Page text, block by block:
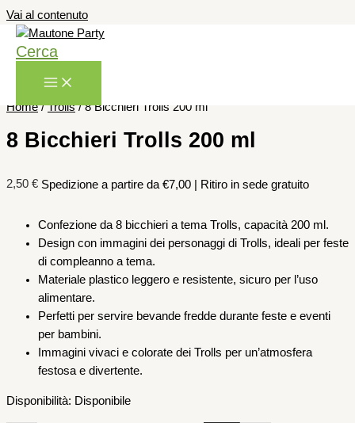
Vai al contenuto
Cerca
Home/Trolls/ 8 Bicchieri Trolls 200 ml
8 Bicchieri Trolls 200 ml
2,50 € Spedizione a partire da €7,00 | Ritiro in sede gratuito
Confezione da 8 bicchieri a tema Trolls, capacità 200 ml.
Design con immagini dei personaggi di Trolls, ideali per feste
di compleanno a tema.
Materiale plastico leggero e resistente, sicuro per l’uso
alimentare.
Perfetti per servire bevande fredde durante feste e eventi
per bambini.
Immagini vivaci e colorate dei Trolls per un’atmosfera
festosa e divertente.
Disponibilità: Disponibile